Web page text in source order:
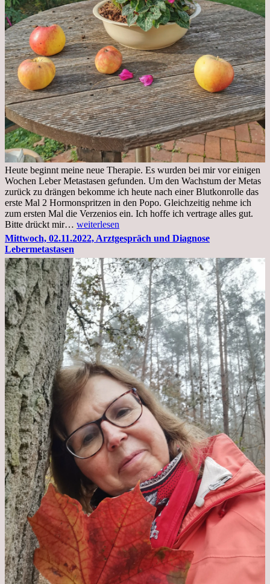
Heute beginnt meine neue Therapie. Es wurden bei mir vor einigen
Wochen Leber Metastasen gefunden. Um den Wachstum der Metas
zurück zu drängen bekomme ich heute nach einer Blutkonrolle das
erste Mal 2 Hormonspritzen in den Popo. Gleichzeitig nehme ich
zum ersten Mal die Verzenios ein. Ich hoffe ich vertrage alles gut.
Bitte drückt mir… Mittwoch,
09.11.2022
weiterlesen
Mittwoch, 02.11.2022, Arztgespräch und Diagnose
Lebermetastasen